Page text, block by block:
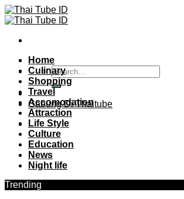
Skip
to
Gabung Di Thaitube
Home
Culinary
Shopping
Travel
Accomodation
Attraction
Life Style
Culture
Education
News
Night life
Trending